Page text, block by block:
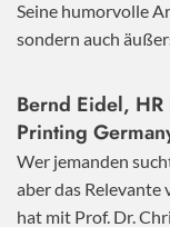
Seine humorvolle
sondern auch
Bernd Eidel,
Printing
Wer jemanden
aber das
hat mit Prof. Dr.